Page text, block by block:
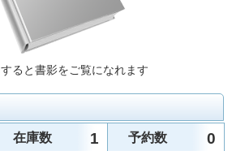
すると書影をご覧になれます
在庫数 1 予約数 0